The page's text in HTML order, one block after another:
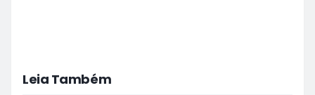
Leia Também